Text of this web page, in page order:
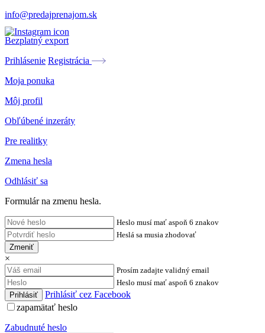
info@predajprenajom.sk
Bezplatný export
Prihlásenie Registrácia
Moja ponuka
Môj profil
Obľúbené inzeráty
Pre realitky
Zmena hesla
Odhlásiť sa
Formulár na zmenu hesla.
Heslo musí mať aspoň 6 znakov
Heslá sa musia zhodovať
Zmeniť
×
Prosím zadajte validný email
Heslo musí mať aspoň 6 znakov
Prihlásiť cez Facebook
zapamätať heslo
Zabudnuté heslo